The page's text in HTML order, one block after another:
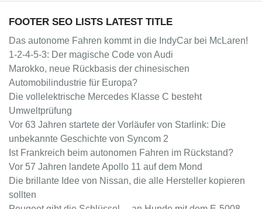
FOOTER SEO LISTS LATEST TITLE
Das autonome Fahren kommt in die IndyCar bei McLaren!
1-2-4-5-3: Der magische Code von Audi
Marokko, neue Rückbasis der chinesischen
Automobilindustrie für Europa?
Die vollelektrische Mercedes Klasse C besteht
Umweltprüfung
Vor 63 Jahren startete der Vorläufer von Starlink: Die
unbekannte Geschichte von Syncom 2
Ist Frankreich beim autonomen Fahren im Rückstand?
Vor 57 Jahren landete Apollo 11 auf dem Mond
Die brillante Idee von Nissan, die alle Hersteller kopieren
sollten